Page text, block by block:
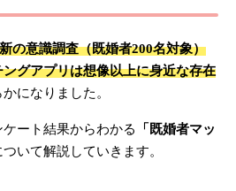
の意識調査（既婚者200名対象）
グアプリは想像以上に身近な存在
になりました。
ート結果からわかる
「既婚者マッ
ついて解説していきます。